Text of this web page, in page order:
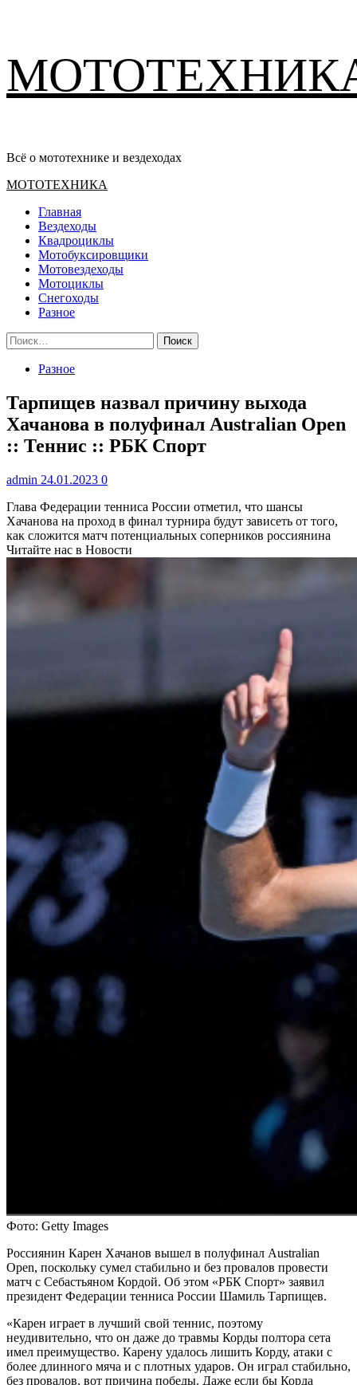
содержимому
Всё о мототехнике и вездеходах
Основное
МОТОТЕХНИКА
Главная
Вездеходы
Квадроциклы
Мотобуксировщики
Мотовездеходы
Мотоциклы
Снегоходы
Разное
Найти:
Разное
Тарпищев назвал причину выхода
Хачанова в полуфинал Australian Open
:: Теннис :: РБК Спорт
admin 24.01.2023 0
Глава Федерации тенниса России отметил, что шансы
Хачанова на проход в финал турнира будут зависеть от того,
как сложится матч потенциальных соперников россиянина
Читайте нас в Новости
Фото: Getty Images
Россиянин Карен Хачанов вышел в полуфинал Australian
Open, поскольку сумел стабильно и без провалов провести
матч с Себастьяном Кордой. Об этом «РБК Спорт» заявил
президент Федерации тенниса России Шамиль Тарпищев.
«Карен играет в лучший свой теннис, поэтому
неудивительно, что он даже до травмы Корды полтора сета
имел преимущество. Карену удалось лишить Корду, атаки с
более длинного мяча и с плотных ударов. Он играл стабильно,
без провалов, вот причина победы. Даже если бы Корда